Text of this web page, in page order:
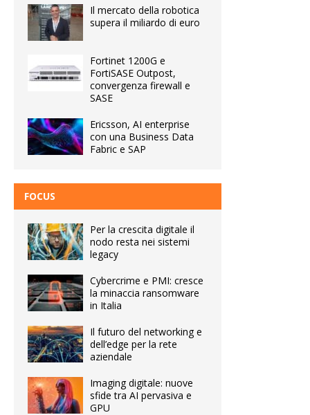
Il mercato della robotica
supera il miliardo di euro
Fortinet 1200G e
FortiSASE Outpost,
convergenza firewall e
SASE
Ericsson, AI enterprise
con una Business Data
Fabric e SAP
FOCUS
Per la crescita digitale il
nodo resta nei sistemi
legacy
Cybercrime e PMI: cresce
la minaccia ransomware
in Italia
Il futuro del networking e
dell’edge per la rete
aziendale
Imaging digitale: nuove
sfide tra AI pervasiva e
GPU